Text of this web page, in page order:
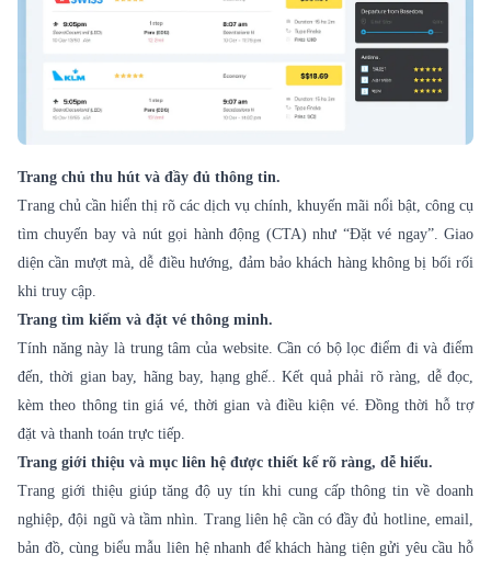
Trang chủ thu hút và đầy đủ thông tin.
Trang chủ cần hiển thị rõ các dịch vụ chính, khuyến mãi nổi bật, công cụ
tìm chuyến bay và nút gọi hành động (CTA) như “Đặt vé ngay”. Giao
diện cần mượt mà, dễ điều hướng, đảm bảo khách hàng không bị bối rối
khi truy cập.
Trang tìm kiếm và đặt vé thông minh.
Tính năng này là trung tâm của website. Cần có bộ lọc điểm đi và điểm
đến, thời gian bay, hãng bay, hạng ghế.. Kết quả phải rõ ràng, dễ đọc,
kèm theo thông tin giá vé, thời gian và điều kiện vé. Đồng thời hỗ trợ
đặt và thanh toán trực tiếp.
Trang giới thiệu và mục liên hệ được thiết kế rõ ràng, dễ hiểu.
Trang giới thiệu giúp tăng độ uy tín khi cung cấp thông tin về doanh
nghiệp, đội ngũ và tầm nhìn. Trang liên hệ cần có đầy đủ hotline, email,
bản đồ, cùng biểu mẫu liên hệ nhanh để khách hàng tiện gửi yêu cầu hỗ